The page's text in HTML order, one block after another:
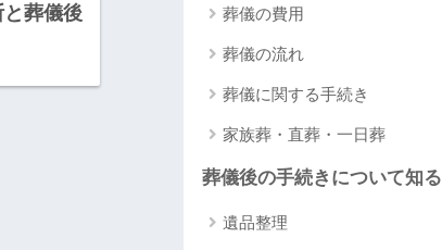
葬儀後
葬儀の費用
葬儀の流れ
葬儀に関する手続き
家族葬・直葬・一日葬
葬儀後の手続きについて知る
遺品整理